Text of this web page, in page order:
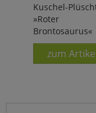
Kuschel-
»Roter
Brontosaurus«
zum